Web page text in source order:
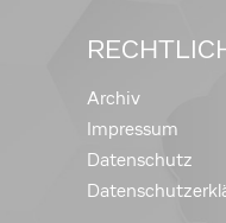
Archiv
Impressum
Datenschutz